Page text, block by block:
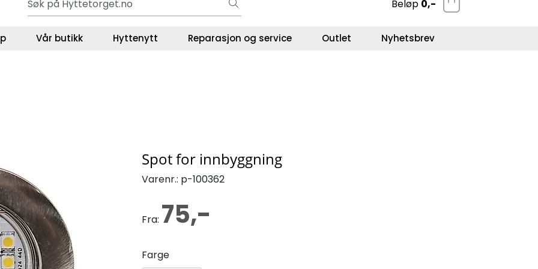
Ut på tur i sommer? Sjekk her først
Kundeservice Favoritter
Beløp 0,-
Vår butikk Hyttenytt Reparasjon og service Outlet Nyhetsbrev
Spot for innbyggning
Varenr.: p-100362
Fra: 75,-
Farge